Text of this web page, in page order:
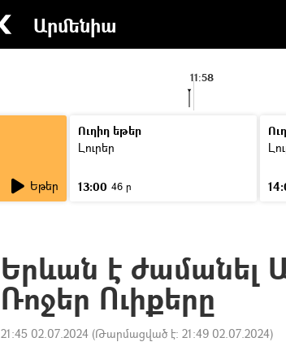
Արմենիա
11:58
Եթեր
Ուղիղ եթեր
Լուրեր
13:00 46 ր
Երևան է ժամանել
Ռոջեր Ուիքերը
21:45 02.07.2024 (Թարմացված է: 21:49 02.07.2024)